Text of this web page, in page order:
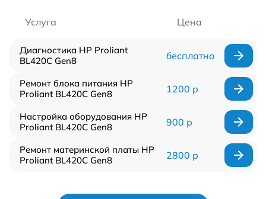
Услуга Цена
Диагностика HP Proliant
BL420C Gen8
бесплатно
Ремонт блока питания HP
Proliant BL420C Gen8
1200 р
Настройка оборудования HP
Proliant BL420C Gen8
900 р
Ремонт материнской платы HP
Proliant BL420C Gen8
2800 р